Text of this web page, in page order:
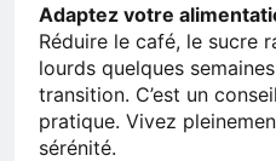
Adaptez votre
Réduire le café, le sucre
lourds quelques
transition. C’est un
pratique. Vivez
sérénité.